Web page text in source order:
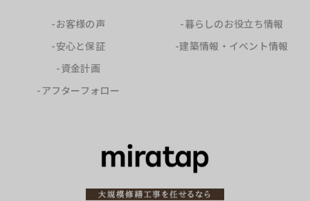
-お客様の声
-安心と保証
-資金計画
-アフターフォロー
-暮らしのお役立ち情報
-建築情報・イベント情報